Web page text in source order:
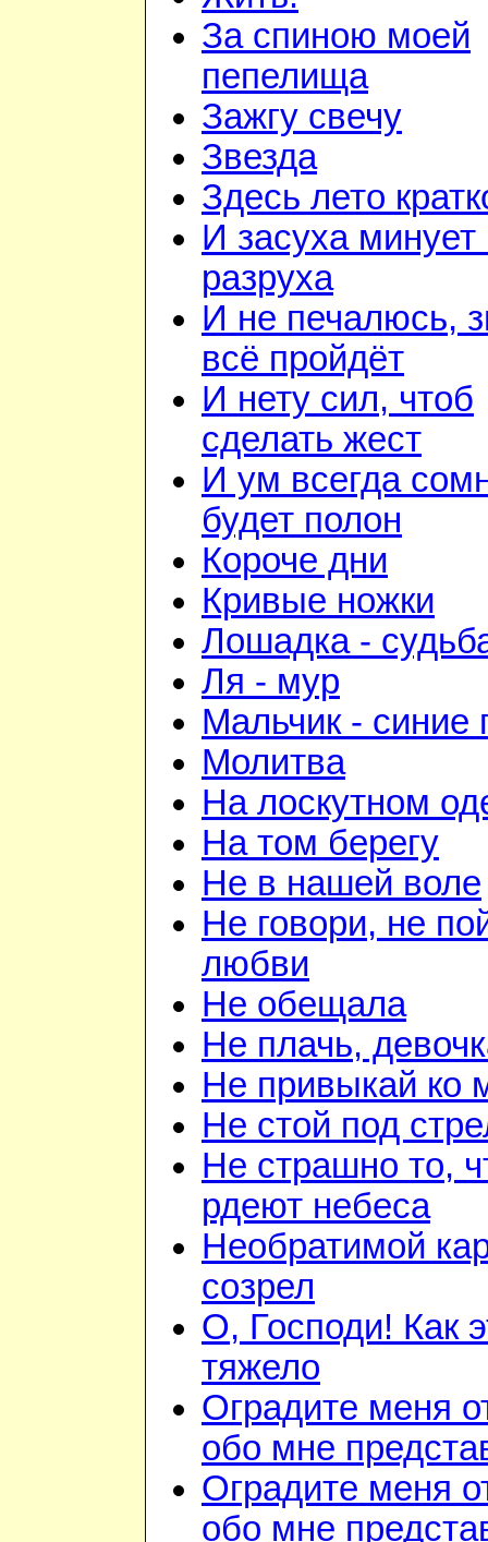
За спиною моей
пепелища
Зажгу свечу
Звезда
Здесь лето
И засуха минует
разруха
И не печалюсь,
всё пройдёт
И нету сил, чтоб
сделать жест
И ум всегда
будет полон
Короче дни
Кривые ножки
Лошадка -
Ля - мур
Мальчик - синие
Молитва
На лоскутном
На том берегу
Не в нашей воле
Не говори, не
любви
Не обещала
Не плачь,
Не привыкай ко
Не стой под
Не страшно то,
рдеют небеса
Необратимой
созрел
О, Господи! Как
тяжело
Оградите меня
обо мне
Оградите меня
обо мне